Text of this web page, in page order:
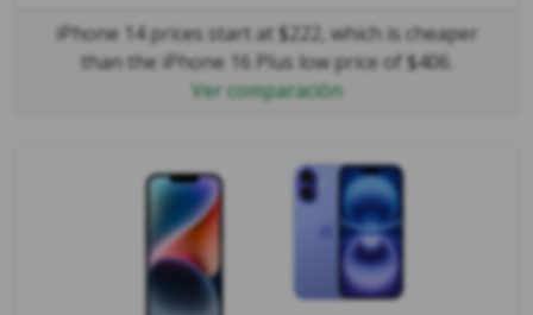
iPhone 14 prices start at $222, which is cheaper
than the iPhone 16 Plus low price of $406.
Ver comparación